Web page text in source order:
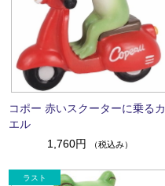
コポー 赤いスクーターに乗るカ
エル
1,760円
（税込み）